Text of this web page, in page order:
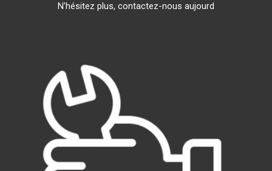
N'hésitez plus, contactez-nous aujourd